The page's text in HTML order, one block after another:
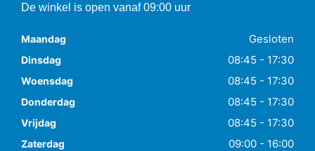
De winkel is open vanaf 09:00 uur
Maandag Gesloten
Dinsdag 08:45 - 17:30
Woensdag 08:45 - 17:30
Donderdag 08:45 - 17:30
Vrijdag 08:45 - 17:30
Zaterdag 09:00 - 16:00